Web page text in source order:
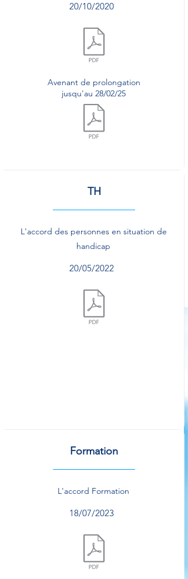
20/10/2020
TH
L'accord des personnes en situation de
handicap
20/05/2022
Formation
L'accord Formation
18/07/2023
Avenant de prolongation
jusqu'au 28/02/25